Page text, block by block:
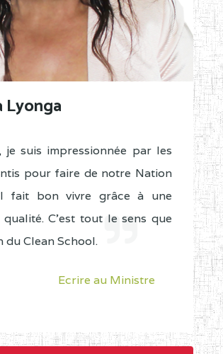
Lyonga
je suis impressionnée par les
pour faire de notre Nation
fait bon vivre grâce à une
C'est tout le sens que
du Clean School.
Ecrire au Ministre